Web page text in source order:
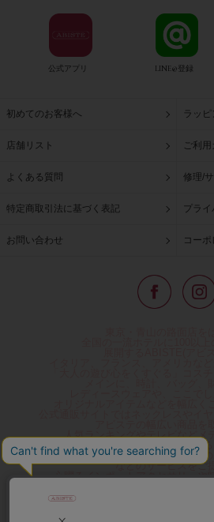
公式アプリ LINE@登録
初めてのお客様へ ラッ
店舗リスト ご利用
よくある質問 修理/
特定商取引法に基づく表記 プラ
お問い合わせ コーポ
人気ランキングやテレビなどメ
雑誌掲載商品情報を紹介する
プレゼント包装無料や独自の
などのサービスをご
心躍るインポートアクセサリーや
夢やときめきを与えられるよう
◆ギフトラッピング無料/11,000円以